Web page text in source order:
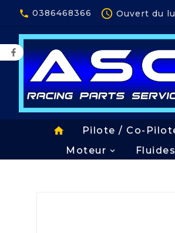
 0386468366  Ouvert du
home Pilote / Co-
Moteur
Panneau de gestion des cookies